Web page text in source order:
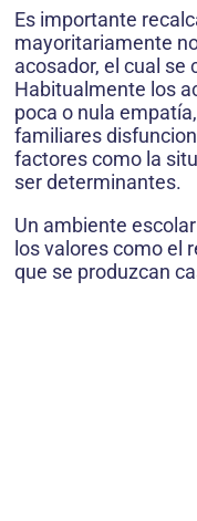
Es importante
mayoritariamente
acosador, el cual se
Habitualmente los
poca o nula
familiares
factores como la
ser determinantes.
Un ambiente
los valores como el
que se produzcan